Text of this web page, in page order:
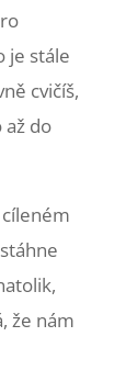
je stále
cvičíš,
až do
že nám